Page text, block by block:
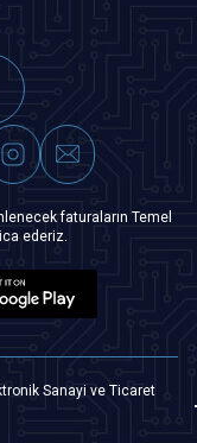
faturaların Temel
ederiz.
Sanayi ve Ticaret